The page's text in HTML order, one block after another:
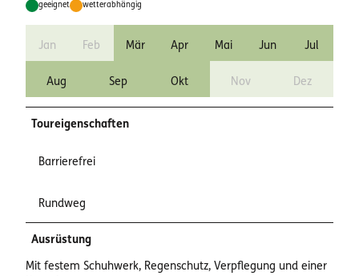
geeignet wetterabhängig
Jan Feb Mär Apr Mai Jun Jul
Aug Sep Okt Nov Dez
Toureigenschaften
Barrierefrei
Rundweg
Ausrüstung
Mit festem Schuhwerk, Regenschutz, Verpflegung und einer